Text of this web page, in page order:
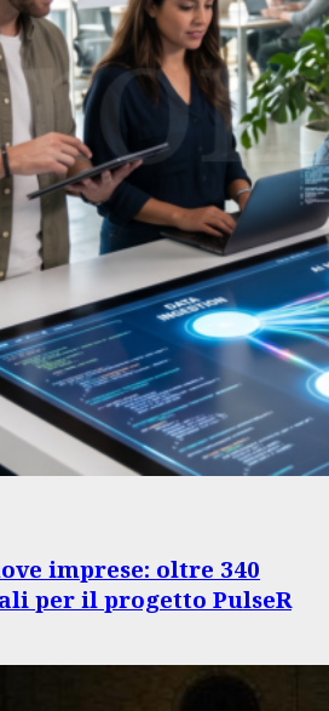
imprese: oltre 340
per il progetto PulseR